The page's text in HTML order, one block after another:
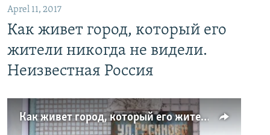
Aprel 11, 2017
Как живет город, который его
жители никогда не видели.
Неизвестная Россия
Как живет город, который его жители никогда не видели. Неизвестная Россия